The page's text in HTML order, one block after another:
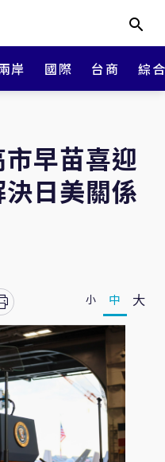
岸 國際 台商 綜
市早苗喜迎
日美關係
小 中 大